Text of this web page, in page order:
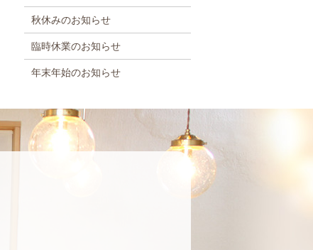
秋休みのお知らせ
臨時休業のお知らせ
年末年始のお知らせ